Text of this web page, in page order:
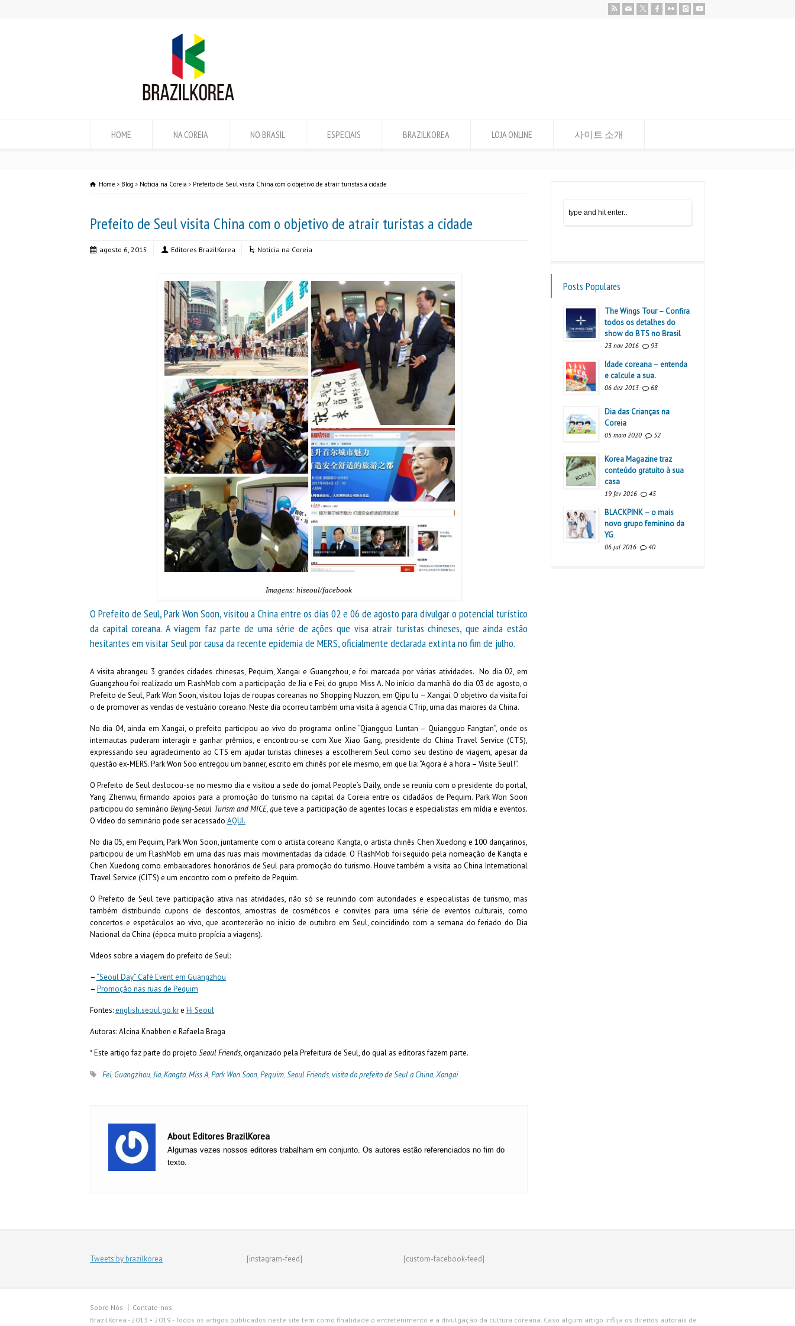
HOME NA COREIA NO BRASIL ESPECIAIS BRAZILKOREA LOJA ONLINE 사이트 소개
Home Blog Noticia na Coreia Prefeito de Seul visita China com o objetivo de atrair turistas a cidade
Prefeito de Seul visita China com o objetivo de atrair turistas a cidade
agosto 6, 2015 Editores BrazilKorea Noticia na Coreia
Imagens: hiseoul/facebook
O Prefeito de Seul, Park Won Soon, visitou a China entre os dias 02 e 06 de agosto para divulgar o potencial turístico
da capital coreana. A viagem faz parte de uma série de ações que visa atrair turistas chineses, que ainda estão
hesitantes em visitar Seul por causa da recente epidemia de MERS, oficialmente declarada extinta no fim de julho.
A visita abrangeu 3 grandes cidades chinesas, Pequim, Xangai e Guangzhou, e foi marcada por várias atividades. No dia 02, em
Guangzhou foi realizado um FlashMob com a participação de Jia e Fei, do grupo Miss A. No início da manhã do dia 03 de agosto, o
Prefeito de Seul, Park Won Soon, visitou lojas de roupas coreanas no Shopping Nuzzon, em Qipu lu – Xangai. O objetivo da visita foi
o de promover as vendas de vestuário coreano. Neste dia ocorreu também uma visita à agencia CTrip, uma das maiores da China.
No dia 04, ainda em Xangai, o prefeito participou ao vivo do programa online “Qiangguo Luntan – Quiangguo Fangtan”, onde os
internautas puderam interagir e ganhar prêmios, e encontrou-se com Xue Xiao Gang, presidente do China Travel Service (CTS),
expressando seu agradecimento ao CTS em ajudar turistas chineses a escolherem Seul como seu destino de viagem, apesar da
questão ex-MERS. Park Won Soo entregou um banner, escrito em chinês por ele mesmo, em que lia: “Agora é a hora – Visite Seul!”.
O Prefeito de Seul deslocou-se no mesmo dia e visitou a sede do jornal People’s Daily, onde se reuniu com o presidente do portal,
Yang Zhenwu, firmando apoios para a promoção do turismo na capital da Coreia entre os cidadãos de Pequim. Park Won Soon
participou do seminárioBeijing-Seoul Turism and MICE, que teve a participação de agentes locais e especialistas em mídia e eventos.
O vídeo do seminário pode ser acessado AQUI.
No dia 05, em Pequim, Park Won Soon, juntamente com o artista coreano Kangta, o artista chinês Chen Xuedong e 100 dançarinos,
participou de um FlashMob em uma das ruas mais movimentadas da cidade. O FlashMob foi seguido pela nomeação de Kangta e
Chen Xuedong como embaixadores honorários de Seul para promoção do turismo. Houve também a visita ao China International
Travel Service (CITS) e um encontro com o prefeito de Pequim.
O Prefeito de Seul teve participação ativa nas atividades, não só se reunindo com autoridades e especialistas de turismo, mas
também distribuindo cupons de descontos, amostras de cosméticos e convites para uma série de eventos culturais, como
concertos e espetáculos ao vivo, que acontecerão no início de outubro em Seul, coincidindo com a semana do feriado do Dia
Nacional da China (época muito propícia a viagens).
Vídeos sobre a viagem do prefeito de Seul:
– “Seoul Day” Café Event em Guangzhou
– Promoção nas ruas de Pequim
Fontes:english.seoul.go.kre Hi Seoul
Autoras: Alcina Knabben e Rafaela Braga
* Este artigo faz parte do projeto Seoul Friends, organizado pela Prefeitura de Seul, do qual as editoras fazem parte.
Fei, Guangzhou,Jia,Kangta,Miss A,Park Won Soon,Pequim,Seoul Friends,visita do prefeito de Seul a China,Xangai
About Editores BrazilKorea
Algumas vezes nossos editores trabalham em conjunto. Os autores estão referenciados no fim do
texto.
Posts Populares
The Wings Tour – Confira
todos os detalhes do
show do BTS no Brasil
23 nov 2016 93
Idade coreana – entenda
e calcule a sua.
06 dez 2013 68
Dia das Crianças na
Coreia
05 maio 2020 52
Korea Magazine traz
conteúdo gratuito à sua
casa
19 fev 2016 45
BLACKPINK – o mais
novo grupo feminino da
YG
06 jul 2016 40
Tweets by brazilkorea [instagram-feed] [custom-facebook-feed]
Sobre Nós
Contate-nos
BrazilKorea - 2013 • 2019 - Todos os artigos publicados neste site tem como finalidade o entretenimento e a divulgação da cultura coreana. Caso algum artigo inflija os direitos autorais de